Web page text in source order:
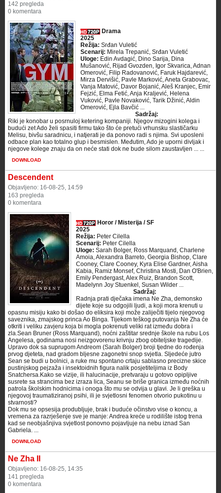
142 pregleda
0 komentara
Drama
2025
Režija: Srđan Vuletić
Scenarij: Mirela Trepanić, Srđan Vuletić
Uloge: Edin Avdagić, Dino Sarija, Dina
Mušanović, Rijad Gvozden, Igor Skvarica, Adnan
Omerović, Filip Radovanović, Faruk Hajdarević,
Mirza Dervišić, Pavle Marković, Aneta Grabovac,
Vanja Matović, Davor Bojanić, Aleš Kranjec, Emir
Fejzić, Elma Fetić, Anja Kraljević, Helena
Vuković, Pavle Novaković, Tarik Džinić, Aldin
Omerović, Ejla Bavčić ...
Sadržaj:
Riki je konobar u posrnuloj ketering kompaniji. Njegov mizogini kolega i
budući zet Ado želi spasiti firmu tako što će pretući vrhunsku slastičarku
Melisu, bivšu saradnicu, i natjerati je da ponovo radi s njima. Svi uposleni
odbace plan kao totalno glup i besmislen. Međutim, Ado je uporni divljak i
njegove kolege znaju da on neće stati dok ne bude silom zaustavljen ... ...
DOWNLOAD
Descendent
Objavljeno: 16-08-25, 14:59
163 pregleda
0 komentara
Horor / Misterija / SF
2025
Režija: Peter Cilella
Scenarij: Peter Cilella
Uloge: Sarah Bolger, Ross Marquand, Charlene
Amoia, Alexandra Barreto, Georgia Bishop, Clare
Cooney, Clare Cooney, Kyra Elise Gardner, Aisha
Kabia, Ramiz Monsef, Christina Mosti, Dan O'Brien,
Emily Pendergast, Alex Ruiz, Brandon Scott,
Madelynn Joy Stuenkel, Susan Wilder ...
Sadržaj:
Radnja prati dječaka imena Ne Zha, demonsko
dijete koje su odgojili ljudi, a koji mora krenuti u
opasnu misiju kako bi došao do eliksira koji može zaliječiti tijelo njegovog
saveznika, zmajskog princa Ao Binga. Tijekom teškog putovanja Ne Zha će
otkriti i veliku zavjeru koja bi mogla pokrenuti veliki rat između dobra i
zla.Sean Bruner (Ross Marquand), noćni zaštitar srednje škole na rubu Los
Angelesa, godinama nosi neizgovorenu krivnju zbog obiteljske tragedije.
Upravo dok sa suprugom Andreom (Sarah Bolger) broji tjedne do rođenja
prvog djeteta, nad gradom bljesne zagonetni snop svjetla. Sljedeće jutro
Sean se budi u bolnici, a ruke mu spontano crtaju sablasno precizne skice
pustinjskog pejzaža i insektoidnih figura nalik posjetiteljima iz Body
Snatchersa.Kako se vizije, ili halucinacije, pretvaraju u gotovo opipljive
susrete sa strancima bez izraza lica, Seanu se briše granica između noćnih
patrola školskim hodnicima i onoga što mu se odvija u glavi. Je li greška u
njegovoj traumatiziranoj psihi, ili je svjetlosni fenomen otvorio pukotinu u
stvarnosti?
Dok mu se opsesija produbljuje, brak i buduće očinstvo vise o koncu, a
vremena za razrješenje sve je manje: Andrea kreće u rodilište istog trena
kad se neobjašnjiva svjetlost ponovno pojavljuje na nebu iznad San
Gabriela. ...
DOWNLOAD
Ne Zha II
Objavljeno: 16-08-25, 14:35
141 pregleda
0 komentara